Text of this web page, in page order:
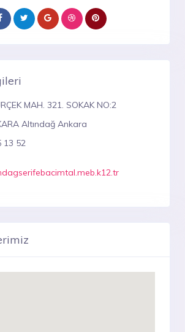
MAH. 321. SOKAK NO:2
Altındağ Ankara
13 52